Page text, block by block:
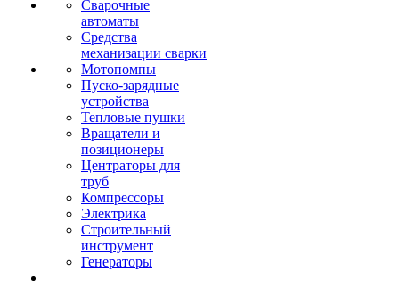
Сварочные
автоматы
Средства
механизации сварки
Мотопомпы
Пуско-зарядные
устройства
Тепловые пушки
Вращатели и
позиционеры
Центраторы для
труб
Компрессоры
Электрика
Строительный
инструмент
Генераторы